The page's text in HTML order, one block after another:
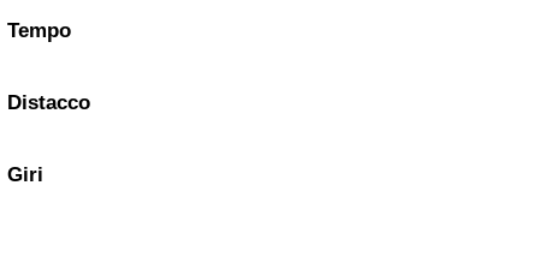
Tempo
Distacco
Giri